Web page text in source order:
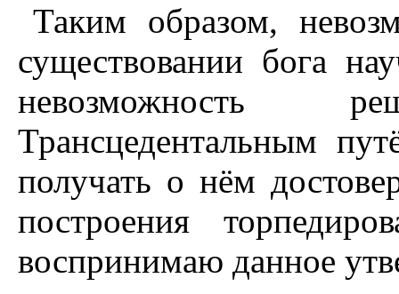
Таким образом,
существовании бога
невозможность
Трансцедентальным
получать о нём
построения
воспринимаю данное